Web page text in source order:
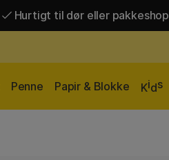
Hurtigt til dør eller pakkeshop
Penne Papir & Blokke Kids